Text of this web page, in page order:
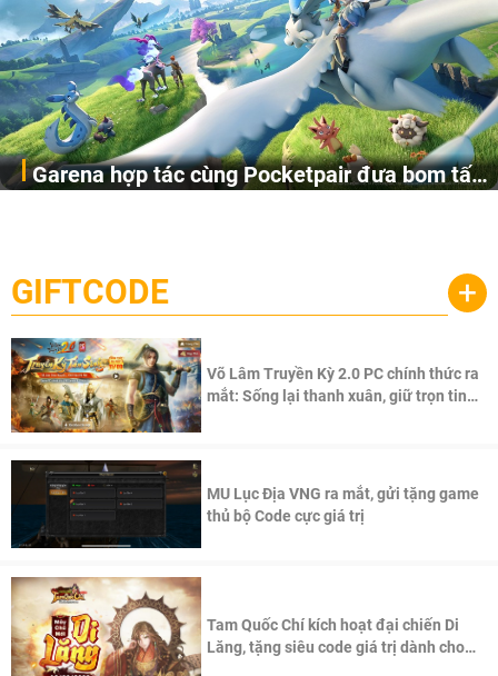
Garena hợp tác cùng Pocketpair đưa bom tấn
cầu, theo giấy phép chính thức từ công ty game Nhật Bản
Pocketpair, Inc.
GIFTCODE +
Võ Lâm Truyền Kỳ 2.0 PC chính thức ra
mắt: Sống lại thanh xuân, giữ trọn tinh
MU Lục Địa VNG ra mắt, gửi tặng game
thủ bộ Code cực giá trị
Tam Quốc Chí kích hoạt đại chiến Di
Lăng, tặng siêu code giá trị dành cho